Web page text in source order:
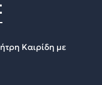
Καιρίδη με